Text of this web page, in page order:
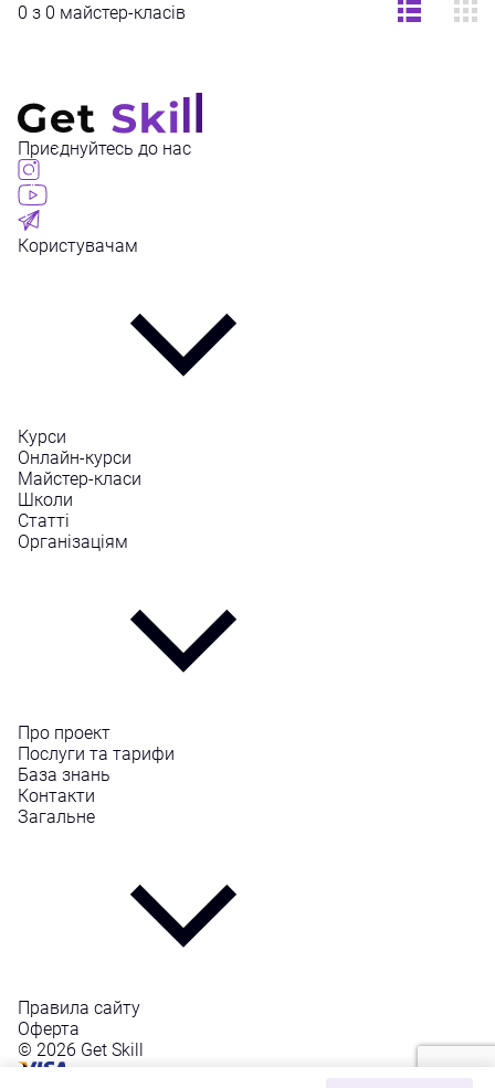
0 з 0 майстер-класів
Приєднуйтесь до нас
Користувачам
Курси
Онлайн-курси
Майстер-класи
Школи
Статті
Організаціям
Про проект
Послуги та тарифи
База знань
Контакти
Загальне
Правила сайту
Оферта
© 2026 Get Skill